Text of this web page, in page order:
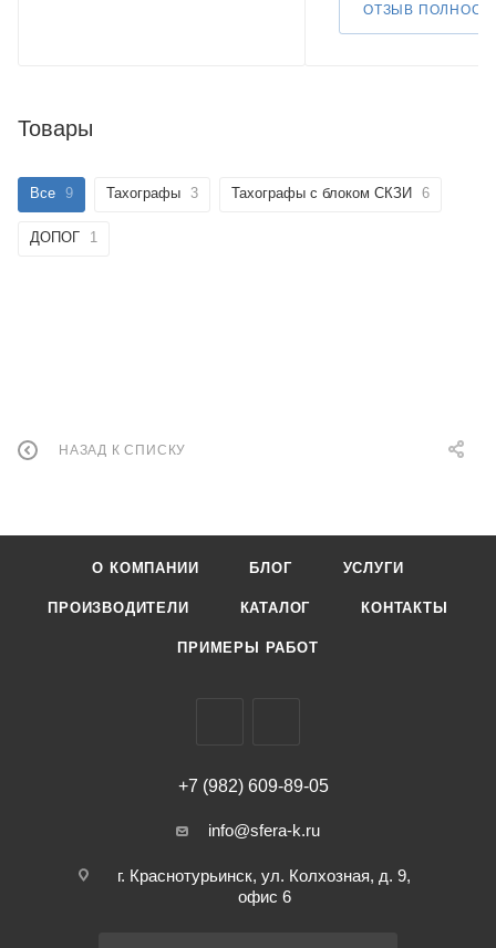
ОТЗЫВ
Товары
Все 9 Тахографы 3 Тахографы с блоком СКЗИ 6
ДОПОГ 1
НАЗАД К СПИСКУ
О КОМПАНИИ БЛОГ УСЛУГИ
ПРОИЗВОДИТЕЛИ КАТАЛОГ КОНТАКТЫ
ПРИМЕРЫ РАБОТ
+7 (982) 609-89-05
info@sfera-k.ru
г. Краснотурьинск, ул. Колхозная, д. 9,
офис 6